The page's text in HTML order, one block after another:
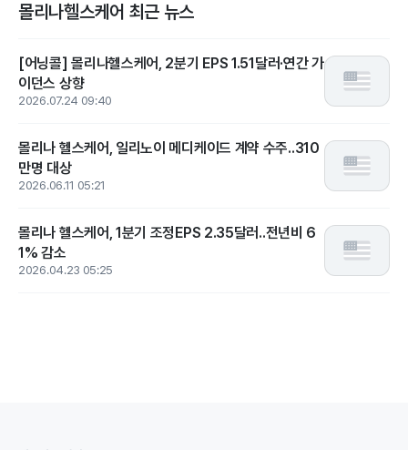
몰리나헬스케어 최근 뉴스
[어닝콜] 몰리나헬스케어, 2분기 EPS 1.51달러·연간 가
이던스 상향
2026.07.24 09:40
몰리나 헬스케어, 일리노이 메디케이드 계약 수주..310
만명 대상
2026.06.11 05:21
몰리나 헬스케어, 1분기 조정EPS 2.35달러..전년비 6
1% 감소
2026.04.23 05:25